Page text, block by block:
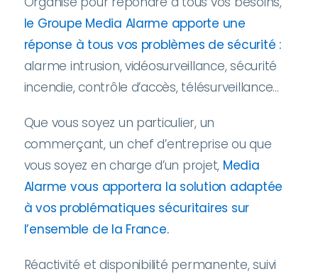
le Groupe Media Alarme apporte une
réponse à tous vos problèmes de sécurité :
alarme intrusion, vidéosurveillance, sécurité
incendie, contrôle d’accès, télésurveillance…
Que vous soyez un particulier, un
commerçant, un chef d’entreprise ou que
vous soyez en charge d’un projet, Media
Alarme vous apportera la solution adaptée
à vos problématiques sécuritaires sur
l’ensemble de la France.
Réactivité et disponibilité permanente, suivi